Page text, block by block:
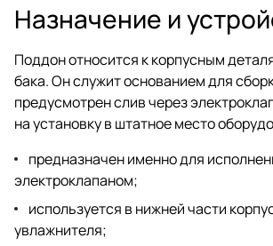
Назначение и
Поддон относится к корпусным
бака. Он служит основанием для
предусмотрен слив через
на установку в штатное место
предназначен именно для
электроклапаном;
используется в нижней части
увлажнителя;